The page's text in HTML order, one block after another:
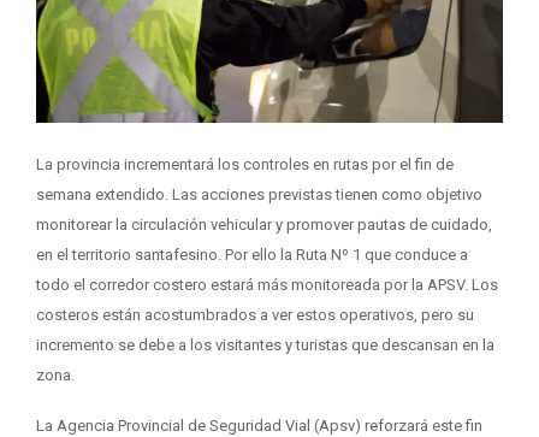
La provincia incrementará los controles en rutas por el fin de
semana extendido. Las acciones previstas tienen como objetivo
monitorear la circulación vehicular y promover pautas de cuidado,
en el territorio santafesino. Por ello la Ruta Nº 1 que conduce a
todo el corredor costero estará más monitoreada por la APSV. Los
costeros están acostumbrados a ver estos operativos, pero su
incremento se debe a los visitantes y turistas que descansan en la
zona.
La Agencia Provincial de Seguridad Vial (Apsv) reforzará este fin